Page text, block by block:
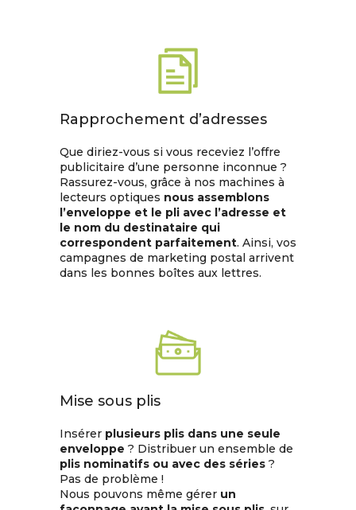
Rapprochement d’adresses
Que diriez-vous si vous receviez l’offre
publicitaire d’une personne inconnue ?
Rassurez-vous, grâce à nos machines à
lecteurs optiques nous assemblons
l’enveloppe et le pli avec l’adresse et
le nom du destinataire qui
correspondent parfaitement. Ainsi, vos
campagnes de marketing postal arrivent
dans les bonnes boîtes aux lettres.
Mise sous plis
Insérer plusieurs plis dans une seule
enveloppe ? Distribuer un ensemble de
plis nominatifs ou avec des séries?
Pas de problème !
Nous pouvons même gérer un